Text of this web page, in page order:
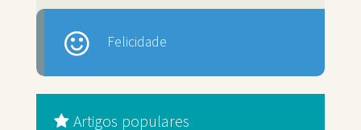
Felicidade
Artigos populares